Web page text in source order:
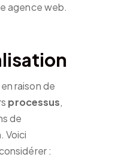
agence web.
raison de
processus,
de
. Voici
: